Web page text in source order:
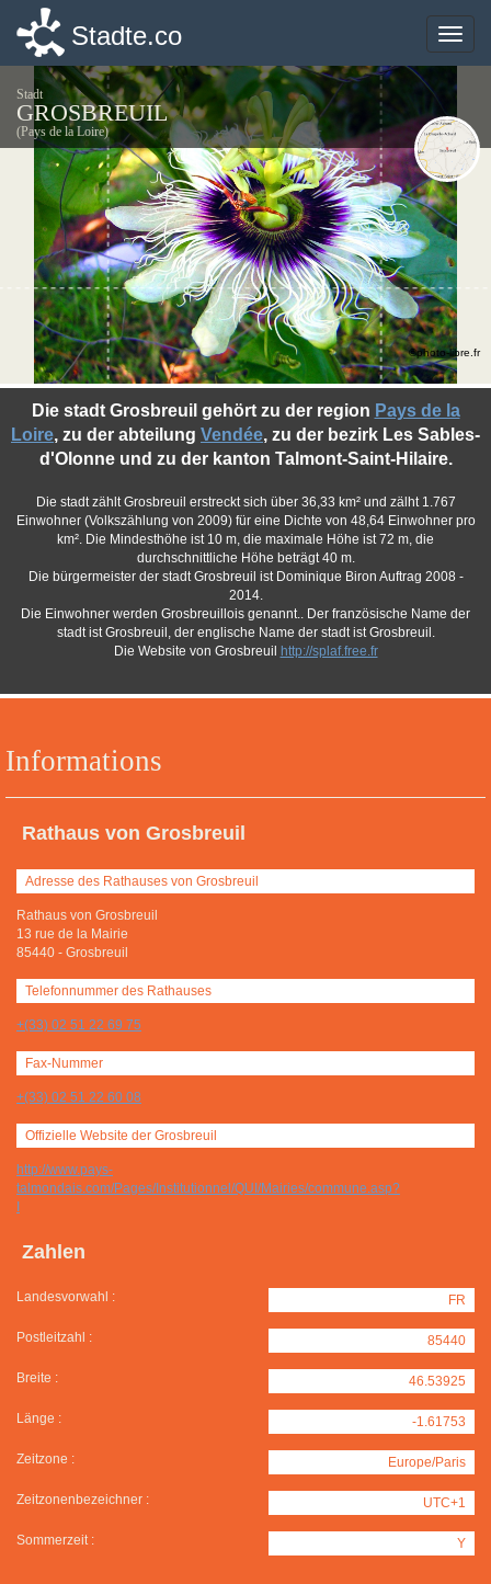
Toggle
Stadte.co
Stadt
GROSBREUIL
(Pays de la Loire)
Informations
Rathaus von Grosbreuil
Adresse des Rathauses von Grosbreuil
Rathaus von Grosbreuil
13 rue de la Mairie
85440 - Grosbreuil
Telefonnummer des Rathauses
+(33) 02 51 22 69 75
Fax-Nummer
+(33) 02 51 22 60 08
Offizielle Website der Grosbreuil
http://www.pays-
talmondais.com/Pages/Institutionnel/QUI/Mairies/commune.asp?
Zahlen
Landesvorwahl : FR
Postleitzahl : 85440
Breite : 46.53925
Länge : -1.61753
Zeitzone : Europe/Paris
Zeitzonenbezeichner : UTC+1
Sommerzeit : Y
Die stadt Grosbreuil gehört zu der region Pays de la
Loire, zu der abteilung Vendée, zu der bezirk Les Sables-
d'Olonne und zu der kanton Talmont-Saint-Hilaire.
Die stadt zählt Grosbreuil erstreckt sich über 36,33 km² und zälht 1.767
Einwohner (Volkszählung von 2009) für eine Dichte von 48,64 Einwohner pro
km². Die Mindesthöhe ist 10 m, die maximale Höhe ist 72 m, die
durchschnittliche Höhe beträgt 40 m.
Die bürgermeister der stadt Grosbreuil ist Dominique Biron Auftrag 2008 -
2014.
Die Einwohner werden Grosbreuillois genannt.. Der französische Name der
stadt ist Grosbreuil, der englische Name der stadt ist Grosbreuil.
Die Website von Grosbreuil
http://splaf.free.fr
©photo-libre.fr
Toggle
Stadte.co